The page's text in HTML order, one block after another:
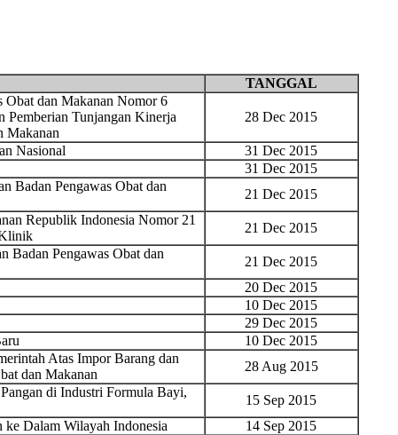
TANGGAL
Obat dan Makanan Nomor 6
Pemberian Tunjangan Kinerja
Makanan
28 Dec 2015
Nasional
31 Dec 2015
31 Dec 2015
Badan Pengawas Obat dan
21 Dec 2015
Republik Indonesia Nomor 21
21 Dec 2015
Badan Pengawas Obat dan
21 Dec 2015
20 Dec 2015
10 Dec 2015
29 Dec 2015
10 Dec 2015
Atas Impor Barang dan
dan Makanan
28 Aug 2015
di Industri Formula Bayi,
15 Sep 2015
ke Dalam Wilayah Indonesia
14 Sep 2015